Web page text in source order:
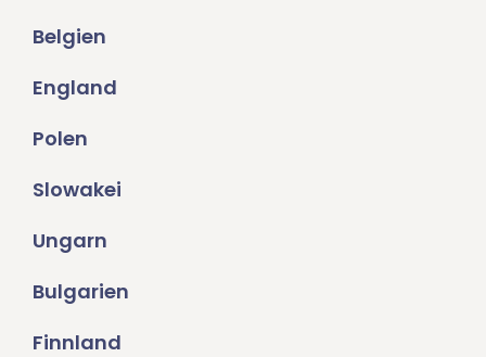
Belgien
England
Polen
Slowakei
Ungarn
Bulgarien
Finnland